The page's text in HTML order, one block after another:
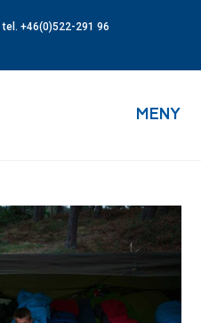
| tel. +46(0)522-291 96
MENY